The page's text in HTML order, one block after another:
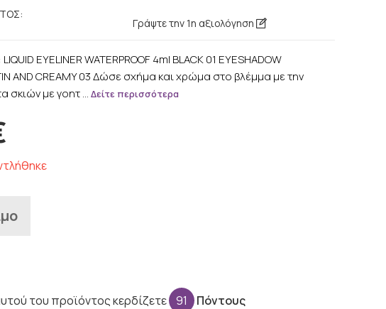
Γράψτε την 1η αξιολόγηση
EYELINER WATERPROOF 4ml BLACK 01 EYESHADOW
AND CREAMY 03 Δώσε σχήμα και χρώμα στο βλέμμα με την
σκιών με γοητ … Δείτε περισσότερα
του προϊόντος κερδίζετε 91 Πόντους